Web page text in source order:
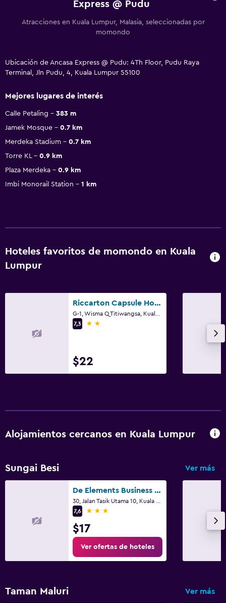
Express @ Pudu
Atracciones en Kuala Lumpur, Malasia, seleccionadas por
momondo
Ubicación de Ancasa Express @ Pudu: 4Th Floor, Pudu Raya
Terminal, Jln Pudu, 4, Kuala Lumpur 55100
Mejores lugares de interés
Calle Petaling
383 m
Jamek Mosque
0.7 km
Merdeka Stadium
0.7 km
Torre KL
0.9 km
Plaza Merdeka
0.9 km
Imbi Monorail Station
1 km
Hoteles favoritos de momondo en Kuala
Lumpur
Riccarton Capsule Hotel
7,3
2 estrellas
$22
Alojamientos cercanos en Kuala Lumpur
Sungai Besi Ver más
De Elements Business Hotel Kuala Lumpur
7,6
3 estrellas
$17
Ver ofertas de hoteles
Taman Maluri Ver más